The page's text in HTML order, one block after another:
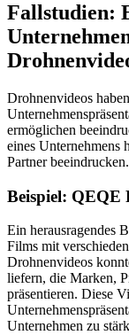
Fallstudien:
Drohnenvideos
ermöglichen
eines Unternehmens
Partner beeindrucken.
Beispiel: QEQE
Ein herausragendes
Films mit
Drohnenvideos
liefern, die Marken,
präsentieren. Diese
Unternehmen zu